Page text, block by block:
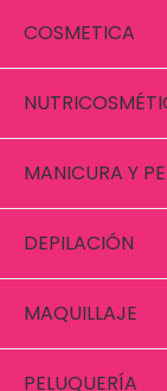
COSMETICA
MANICURA Y
DEPILACIÓN
MAQUILLAJE
PELUQUERÍA